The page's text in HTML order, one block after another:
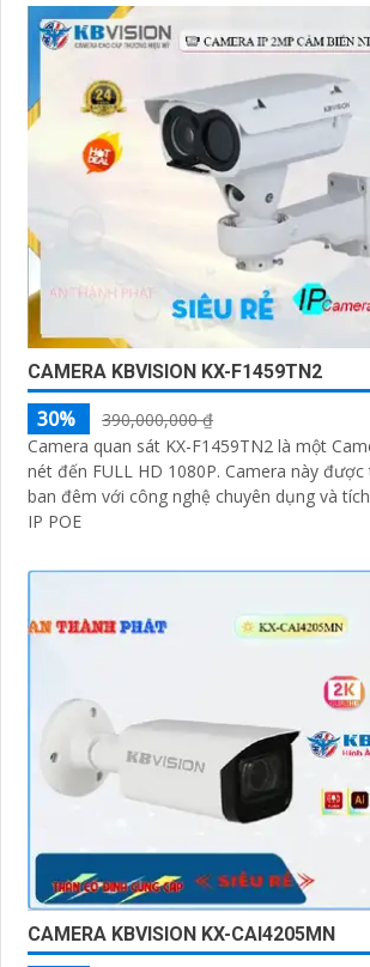
CAMERA KBVISION KX-F1459TN2
30%
390,000,000 ₫
Camera quan sát KX-F1459TN2 là một
nét đến FULL HD 1080P. Camera này được thiết kế để xem
ban đêm với công nghệ chuyên dụng và
IP POE
CAMERA KBVISION KX-CAI4205MN